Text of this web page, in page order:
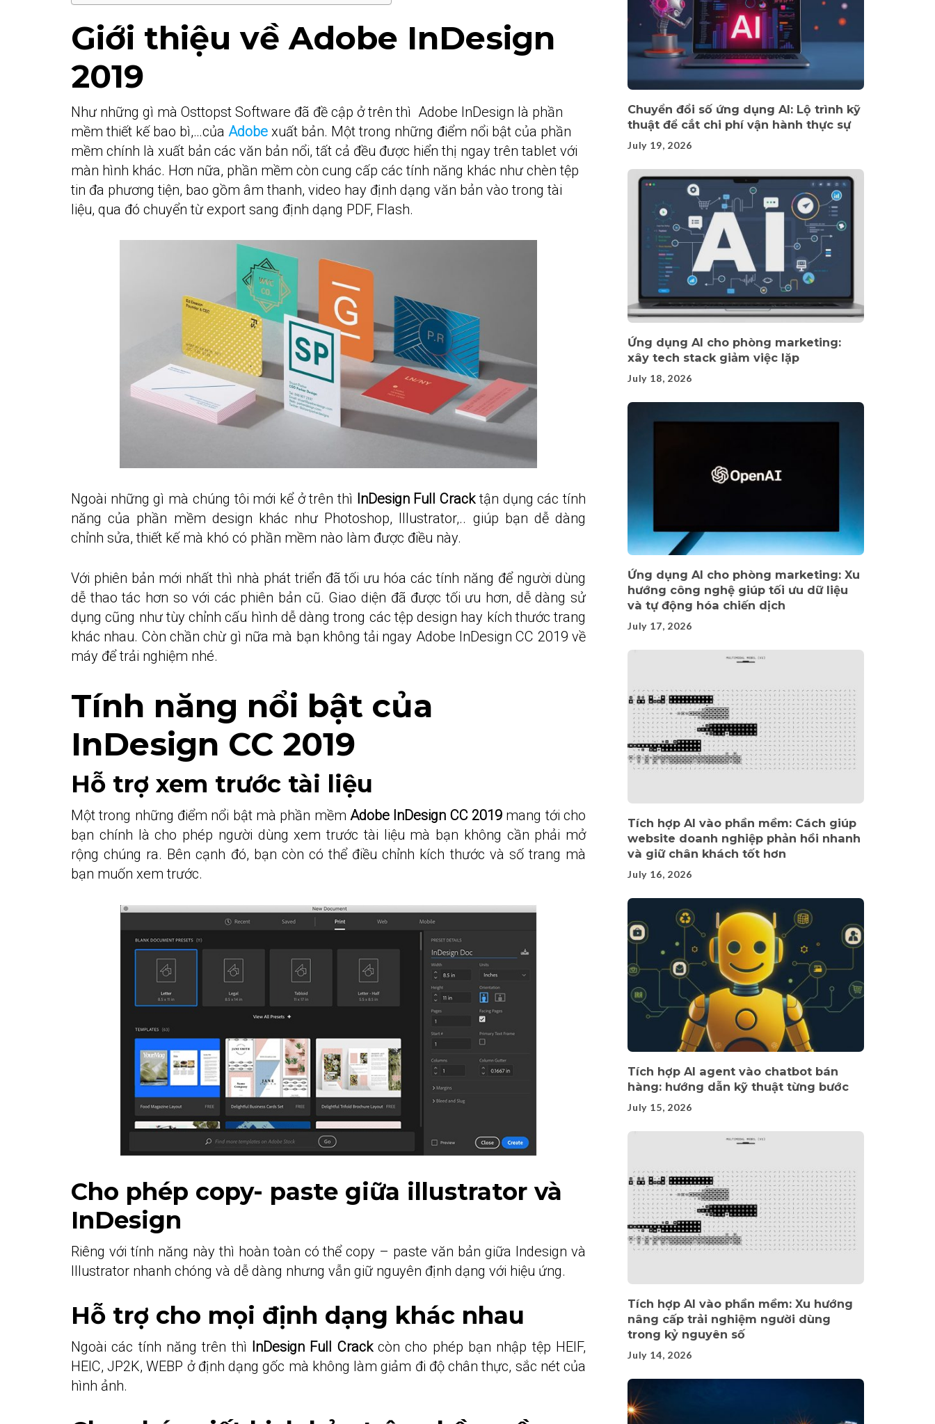
Giới thiệu về Adobe InDesign
2019
Như những gì mà Osttopst Software đã đề cập ở trên thì Adobe InDesign là phần
mềm thiết kế bao bì,…của Adobe xuất bản. Một trong những điểm nổi bật của phần
mềm chính là xuất bản các văn bản nổi, tất cả đều được hiển thị ngay trên tablet với
màn hình khác. Hơn nữa, phần mềm còn cung cấp các tính năng khác như chèn tệp
tin đa phương tiện, bao gồm âm thanh, video hay định dạng văn bản vào trong tài
liệu, qua đó chuyển từ export sang định dạng PDF, Flash.
Ngoài những gì mà chúng tôi mới kể ở trên thì InDesign Full Cracktận dụng các tính
năng của phần mềm design khác như Photoshop, Illustrator,.. giúp bạn dễ dàng
chỉnh sửa, thiết kế mà khó có phần mềm nào làm được điều này.
Với phiên bản mới nhất thì nhà phát triển đã tối ưu hóa các tính năng để người dùng
dễ thao tác hơn so với các phiên bản cũ. Giao diện đã được tối ưu hơn, dễ dàng sử
dụng cũng như tùy chỉnh cấu hình dễ dàng trong các tệp design hay kích thước trang
khác nhau. Còn chần chừ gì nữa mà bạn không tải ngay Adobe InDesign CC 2019 về
máy để trải nghiệm nhé.
Tính năng nổi bật của
InDesign CC 2019
Hỗ trợ xem trước tài liệu
Một trong những điểm nổi bật mà phần mềm Adobe InDesign CC 2019 mang tới cho
bạn chính là cho phép người dùng xem trước tài liệu mà bạn không cần phải mở
rộng chúng ra. Bên cạnh đó, bạn còn có thể điều chỉnh kích thước và số trang mà
bạn muốn xem trước.
Cho phép copy- paste giữa illustrator và
InDesign
Riêng với tính năng này thì hoàn toàn có thể copy – paste văn bản giữa Indesign và
Illustrator nhanh chóng và dễ dàng nhưng vẫn giữ nguyên định dạng với hiệu ứng.
Hỗ trợ cho mọi định dạng khác nhau
Ngoài các tính năng trên thì InDesign Full Crackcòn cho phép bạn nhập tệp HEIF,
HEIC, JP2K, WEBP ở định dạng gốc mà không làm giảm đi độ chân thực, sắc nét của
hình ảnh.
Chuyển đổi số ứng dụng AI: Lộ trình kỹ
thuật để cắt chi phí vận hành thực sự
July 19, 2026
Ứng dụng AI cho phòng marketing:
xây tech stack giảm việc lặp
July 18, 2026
Ứng dụng AI cho phòng marketing: Xu
hướng công nghệ giúp tối ưu dữ liệu
và tự động hóa chiến dịch
July 17, 2026
Tích hợp AI vào phần mềm: Cách giúp
website doanh nghiệp phản hồi nhanh
và giữ chân khách tốt hơn
July 16, 2026
Tích hợp AI agent vào chatbot bán
hàng: hướng dẫn kỹ thuật từng bước
July 15, 2026
Tích hợp AI vào phần mềm: Xu hướng
nâng cấp trải nghiệm người dùng
trong kỷ nguyên số
July 14, 2026